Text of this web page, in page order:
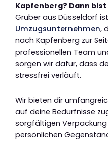
Kapfenberg? Dann
Gruber aus Düsseldorf
Umzugsunternehmen,
nach Kapfenberg zur
professionellen Team
sorgen wir dafür, dass
stressfrei verläuft.
Wir bieten dir
auf deine Bedürfnisse
sorgfältigen
persönlichen